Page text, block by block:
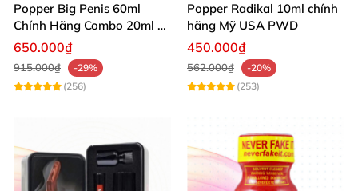
Popper Big Penis 60ml
Chính Hãng Combo 20ml +
40ml Tăng Khoái Cảm Cho
Top & Bot
650.000₫
915.000₫
-29%
(256)
Popper Radikal 10ml chính
hãng Mỹ USA PWD
450.000₫
562.000₫
-20%
(253)